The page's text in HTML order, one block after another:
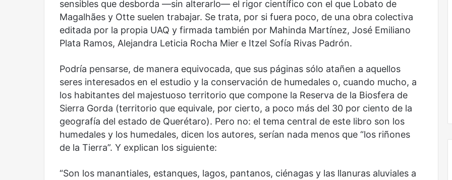
sensibles que desborda —sin alterarlo— el rigor científico con el que Lobato de
Magalhães y Otte suelen trabajar. Se trata, por si fuera poco, de una obra colectiva
editada por la propia UAQ y firmada también por Mahinda Martínez, José Emiliano
Plata Ramos, Alejandra Leticia Rocha Mier e Itzel Sofía Rivas Padrón.
Podría pensarse, de manera equivocada, que sus páginas sólo atañen a aquellos
seres interesados en el estudio y la conservación de humedales o, cuando mucho, a
los habitantes del majestuoso territorio que compone la Reserva de la Biosfera de
Sierra Gorda (territorio que equivale, por cierto, a poco más del 30 por ciento de la
geografía del estado de Querétaro). Pero no: el tema central de este libro son los
humedales y los humedales, dicen los autores, serían nada menos que “los riñones
de la Tierra”. Y explican los siguiente:
“Son los manantiales, estanques, lagos, pantanos, ciénagas y las llanuras aluviales a
Olvido
dragón
El dragón